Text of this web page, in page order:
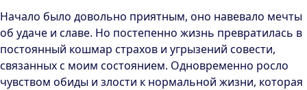
Начало было довольно приятным, оно навевало мечты
об удаче и славе. Но постепенно жизнь превратилась в
постоянный кошмар страхов и угрызений совести,
связанных с моим состоянием. Одновременно росло
чувством обиды и злости к нормальной жизни, которая